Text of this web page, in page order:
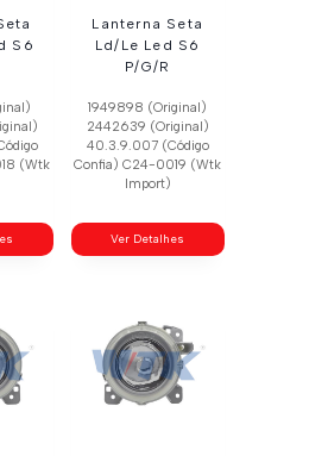
S6
(Wtk
Lanterna Seta
Ld/Le Led S6
P/G/R
1949898 (Original)
2442639 (Original)
40.3.9.007 (Código
Confia) C24-0019 (Wtk
Import)
Ver Detalhes